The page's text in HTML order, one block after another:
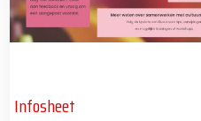
Infosheet